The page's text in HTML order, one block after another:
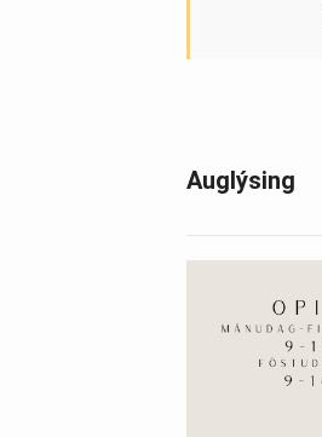
Auglýsing